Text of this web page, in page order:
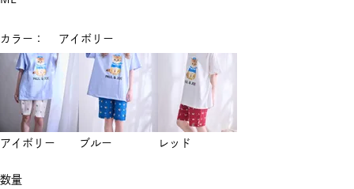
カラー アイボリー
アイボリー ブルー レッド